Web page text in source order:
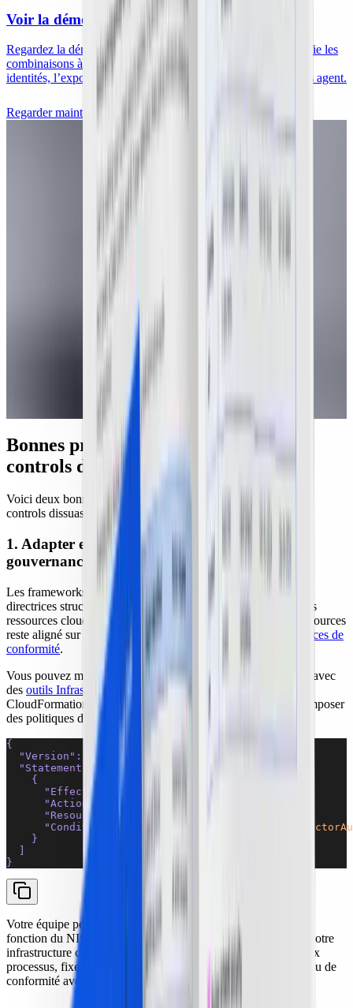
Voir la démo (12 min)
Regardez la démo pour découvrir comment Wiz Cloud identifie les
combinaisons à risque entre les mauvaises configurations, les
identités, l’exposition des données et les vulnérabilités — sans agent.
Regarder maintenant
Bonnes pratiques de cloud security
controls dissuasifs
Voici deux bonnes pratiques pour déployer des cloud security
controls dissuasifs :
1. Adapter et déployer des frameworks de
gouvernance pour les environnements cloud
Les frameworks de gouvernance cloud fournissent des lignes
directrices structurées pour vous aider à gérer efficacement vos
ressources cloud. Ainsi, ils garantissent que l'usage de ces ressources
reste aligné sur vos politiques organisationnelles et vos
exigences de
conformité.
Vous pouvez mettre en œuvre un framework de gouvernance avec
des outils Infrastructure as Code
CloudFormation. Par exemple, ce script Terraform permet d'imposer
des politiques de tags :
{
  "Version"
: "2012-10-17"
  "Statement"
: [
    {
      "Effect"
      "Action"
      "Resource"
      "Condition"
    }
}
Votre équipe peut également créer des modules pour chaque
fonction du NIST afin d'imposer des politiques à l'échelle de votre
infrastructure cloud. À mesure que vous déployez de nouveaux
processus, fixez-vous pour objectif d'atteindre un certain niveau de
conformité avec le framework choisi dans les six mois.